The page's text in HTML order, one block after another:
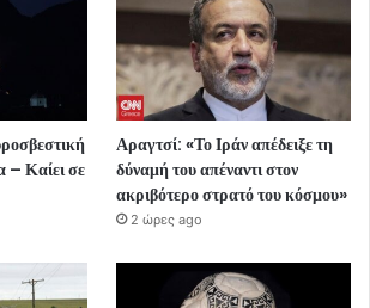
– Καίει σε
Αραγτσί: «Το Ιράν απέδειξε τη
δύναμή του απέναντι στον
ακριβότερο στρατό του κόσμου»
2 ώρες ago